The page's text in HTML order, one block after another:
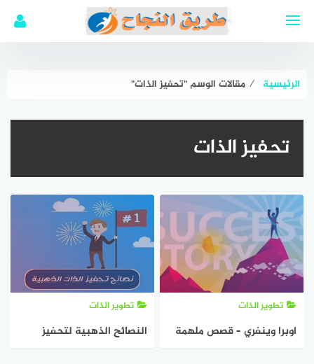
الرئيسية ⁄ مقالات الوسم "تحفيز الذات"
تحفيز الذات
تطوير الذات
اوبرا وينفري – قصص ملهمة
تطوير الذات
النصائح الذهبية لتحفيز